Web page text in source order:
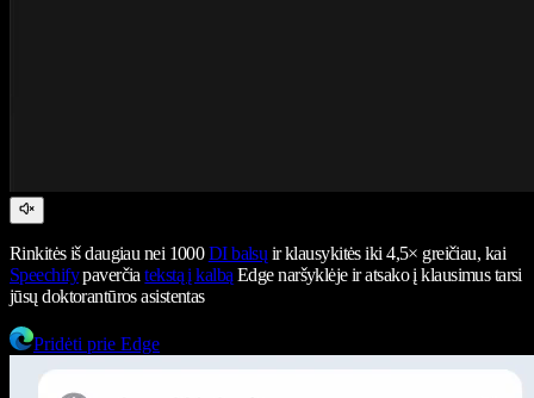
Rinkitės iš daugiau nei 1000DI balsų ir klausykitės iki 4,5× greičiau, kai
Speechifypaverčiatekstą į kalbą Edge naršyklėje ir atsako į klausimus tarsi
jūsų doktorantūros asistentas
Pridėti prie Edge